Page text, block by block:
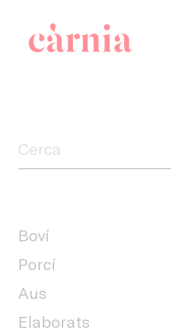
Boví
Porcí
Aus
Elaborats